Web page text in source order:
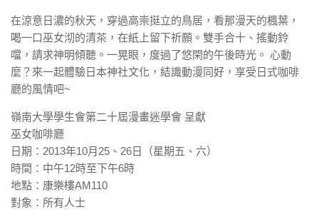
在涼意日濃的秋天，穿過高崇挺立的鳥居，看那漫天的楓葉 ，
喝一口巫女沏的清茶，在紙上留下祈願。雙手合十、搖動鈴
噹，請求神明傾聽。一晃眼，度過了悠閑的午後時光。 心動
麼？來一起體驗日本神社文化，結識動漫同好，享受日式咖啡
廳的風情吧~
嶺南大學學生會第二十屆漫畫迷學會 呈獻
巫女咖啡廳
日期：2013年10月25、26日（星期五、六）
時間：中午12時至下午6時
地點：康樂樓AM110
對象：所有人士